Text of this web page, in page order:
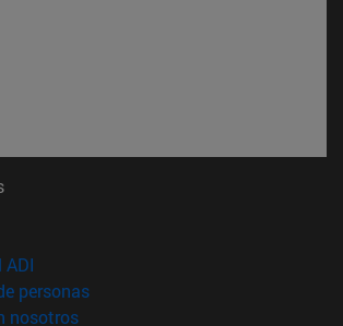
en nueva ventana)
personas(abre en nueva ventana)
nosotros(abre en nueva ventana)